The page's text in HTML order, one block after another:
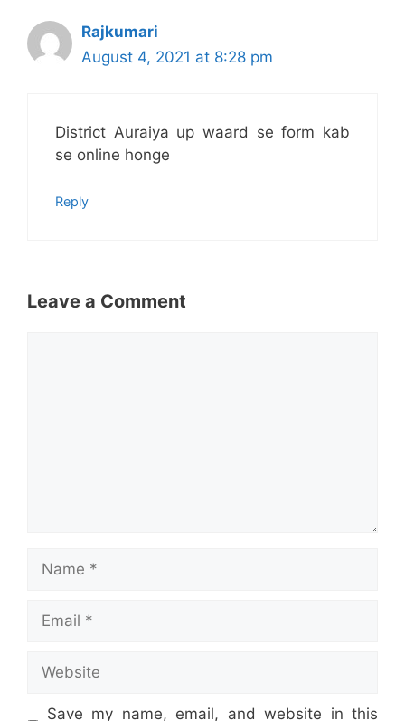
Rajkumari
August 4, 2021 at 8:28 pm
District Auraiya up waard se form kab
se online honge
Reply
Leave a Comment
Name
Email
Website
Save my name, email, and website in this